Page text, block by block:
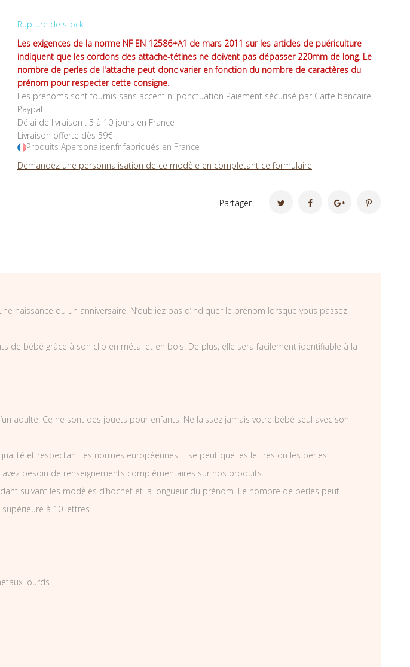
Rupture de stock
Les exigences de la norme NF EN 12586+A1 de mars 2011 sur les articles de puériculture
indiquent que les cordons des attache-tétines ne doivent pas dépasser 220mm de long. Le
nombre de perles de l'attache peut donc varier en fonction du nombre de caractères du
prénom pour respecter cette consigne.
Les prénoms sont fournis sans accent ni ponctuation Paiement sécurisé par Carte bancaire,
Paypal
Délai de livraison : 5 à 10 jours en France
Livraison offerte dès 59€
Produits Apersonaliser.fr fabriqués en France
Demandez une personnalisation de ce modèle en completant ce formulaire
Partager
naissance ou un anniversaire. N’oubliez pas d’indiquer le prénom lorsque vous passez
de bébé grâce à son clip en métal et en bois. De plus, elle sera facilement identifiable à la
adulte. Ce ne sont des jouets pour enfants. Ne laissez jamais votre bébé seul avec son
et respectant les normes européennes. Il se peut que les lettres ou les perles
besoin de renseignements complémentaires sur nos produits.
suivant les modèles d’hochet et la longueur du prénom. Le nombre de perles peut
à 10 lettres.
lourds.